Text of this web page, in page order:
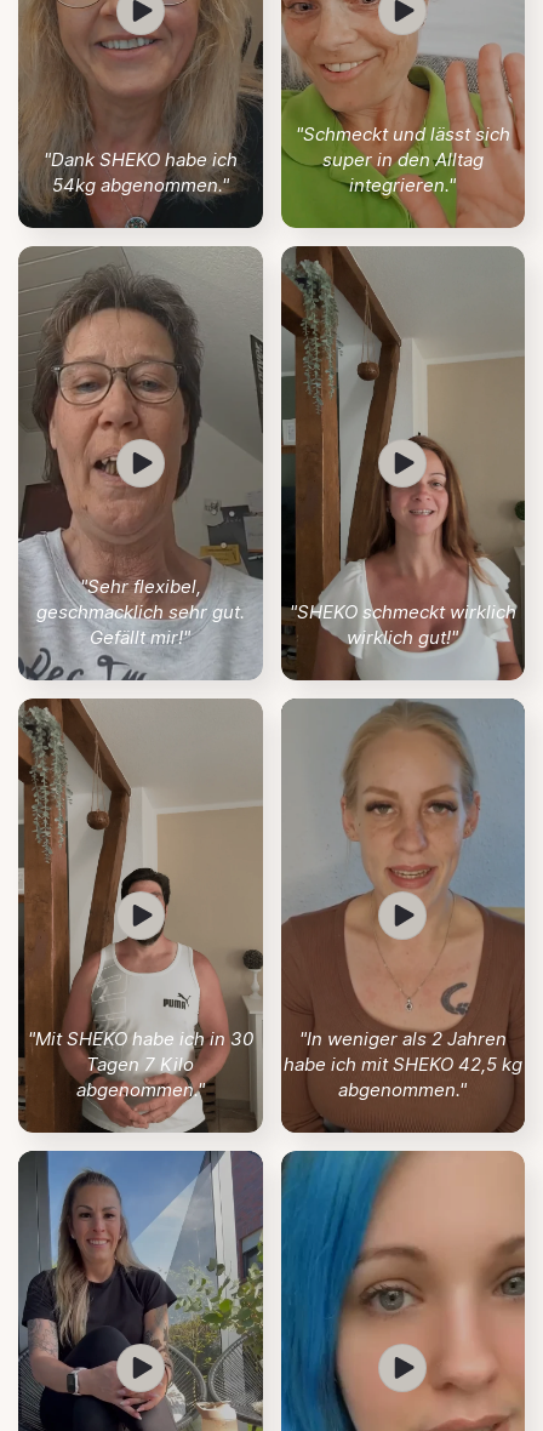
"Dank SHEKO habe ich
54kg abgenommen."
"Schmeckt und lässt sich
super in den Alltag
integrieren."
"Sehr flexibel,
geschmacklich sehr gut.
Gefällt mir!"
"SHEKO schmeckt wirklich
wirklich gut!"
"Mit SHEKO habe ich in 30
Tagen 7 Kilo
abgenommen."
"In weniger als 2 Jahren
habe ich mit SHEKO 42,5 kg
abgenommen."